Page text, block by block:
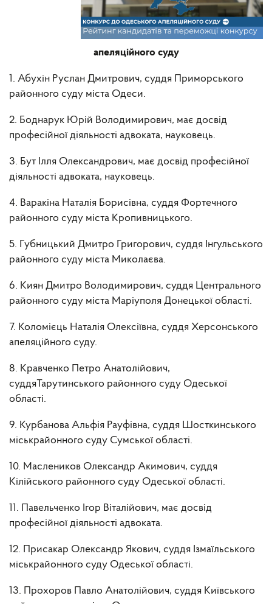
апеляційного суду
1. Абухін Руслан Дмитрович, суддя Приморського
районного суду міста Одеси.
2. Боднарук Юрій Володимирович, має досвід
професійної діяльності адвоката, науковець.
3. Бут Ілля Олександрович, має досвід професійної
діяльності адвоката, науковець.
4. Варакіна Наталія Борисівна, суддя Фортечного
районного суду міста Кропивницького.
5. Губницький Дмитро Григорович, суддя Інгульського
районного суду міста Миколаєва.
6. Киян Дмитро Володимирович, суддя Центрального
районного суду міста Маріуполя Донецької області.
7. Коломієць Наталія Олексіївна, суддя Херсонського
апеляційного суду.
8. Кравченко Петро Анатолійович,
суддяТарутинського районного суду Одеської
області.
9. Курбанова Альфія Рауфівна, суддя Шосткинського
міськрайонного суду Сумської області.
10. Маслеников Олександр Акимович, суддя
Кілійського районного суду Одеської області.
11. Павельченко Ігор Віталійович, має досвід
професійної діяльності адвоката.
12. Присакар Олександр Якович, суддя Ізмаїльського
міськрайонного суду Одеської області.
13. Прохоров Павло Анатолійович, суддя Київського